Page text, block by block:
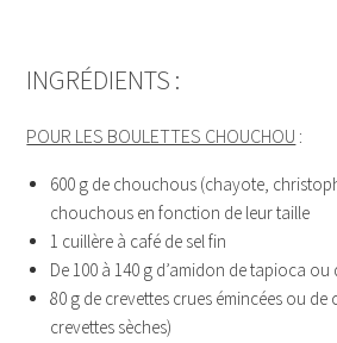
INGRÉDIENTS :
POUR LES BOULETTES CHOUCHOU :
600 g de chouchous (chayote,
chouchous en fonction de leur taille
1 cuillère à café de sel fin
De 100 à 140 g d’amidon de tapioca ou
80 g de crevettes crues émincées ou de
crevettes sèches)